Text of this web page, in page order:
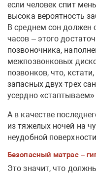
если человек спит
высока вероятность
В среднем сон должен
часов – этого
позвоночника,
межпозвонковых
позвонков, что,
запасных двух-трех
усердно
А в качестве
из тяжелых ночей на
неудобной
Безопасный матрас –
Это значит, что